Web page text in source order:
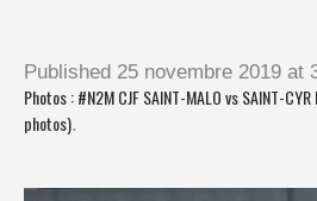
Published 25 novembre 2019 at
Photos : #N2M CJF SAINT-MALO vs SAINT-
photos).